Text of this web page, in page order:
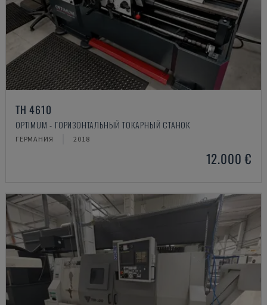
TH 4610
OPTIMUM - ГОРИЗОНТАЛЬНЫЙ ТОКАРНЫЙ СТАНОК
ГЕРМАНИЯ 2018
12.000 €